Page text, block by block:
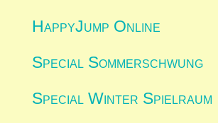
HappyJump Online
Special Sommerschwung
Special Winter Spielraum